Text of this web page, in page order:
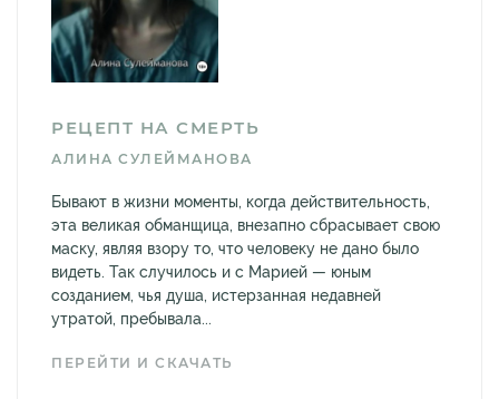
РЕЦЕПТ НА СМЕРТЬ
АЛИНА СУЛЕЙМАНОВА
Бывают в жизни моменты, когда действительность,
эта великая обманщица, внезапно сбрасывает свою
маску, являя взору то, что человеку не дано было
видеть. Так случилось и с Марией — юным
созданием, чья душа, истерзанная недавней
утратой, пребывала...
ПЕРЕЙТИ И СКАЧАТЬ